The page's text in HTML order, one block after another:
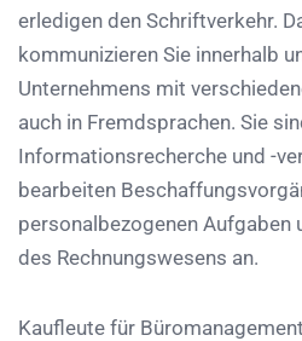
erledigen den Schriftverkehr.
kommunizieren Sie innerhalb
Unternehmens mit
auch in Fremdsprachen. Sie
Informationsrecherche und -
bearbeiten
personalbezogenen Aufgaben
des Rechnungswesens an.
Kaufleute für